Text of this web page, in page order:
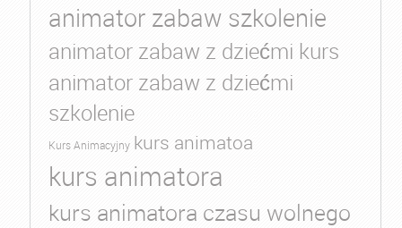
animator zabaw szkolenie
animator zabaw z dziećmi kurs
animator zabaw z dziećmi
szkolenie
Kurs Animacyjny kurs animatoa
kurs animatora
kurs animatora czasu wolnego